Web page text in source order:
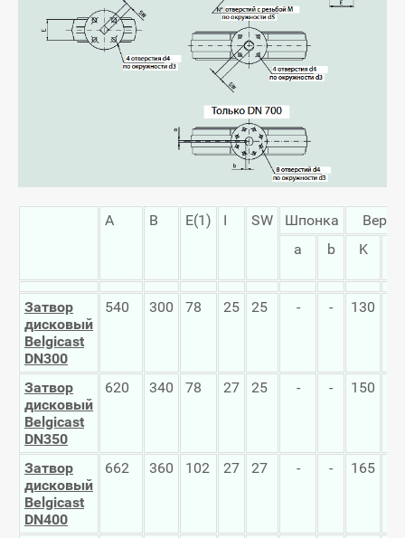
A B E(1) I SW Шпонка
a
b K
Затвор
дисковый
Belgicast
DN300
540 300 78 25 25 - - 130
Затвор
дисковый
Belgicast
DN350
620 340 78 27 25 - - 150
Затвор
дисковый
Belgicast
DN400
662 360 102 27 27 - - 165